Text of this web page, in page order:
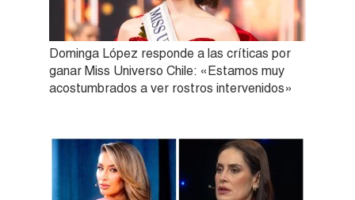
Dominga López responde a las críticas por
ganar Miss Universo Chile: «Estamos muy
acostumbrados a ver rostros intervenidos»